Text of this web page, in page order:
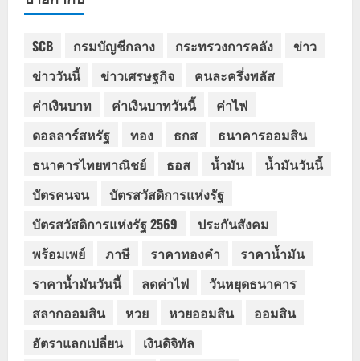
SCB กรมบัญชีกลาง กระทรวงการคลัง
ข่าว
ข่าววันนี้
ข่าวเศรษฐกิจ
คนละครึ่งพลัส
ค่าเงินบาท
ค่าเงินบาทวันนี้
ค่าไฟ
ดอลลาร์สหรัฐ
ทอง ธกส
ธนาคารออมสิน
ธนาคารไทยพาณิชย์
ธอส น้ำมัน
น้ำมันวันนี้
บัตรคนจน
บัตรสวัสดิการแห่งรัฐ
บัตรสวัสดิการแห่งรัฐ 2569
ประกันสังคม
พร้อมเพย์
ภาษี ราคาทองคำ
ราคาน้ำมัน
ราคาน้ำมันวันนี้
ลดค่าไฟ
วันหยุดธนาคาร
สลากออมสิน
หวย หวยออมสิน
ออมสิน
อัตราแลกเปลี่ยน
เงินดิจิทัล